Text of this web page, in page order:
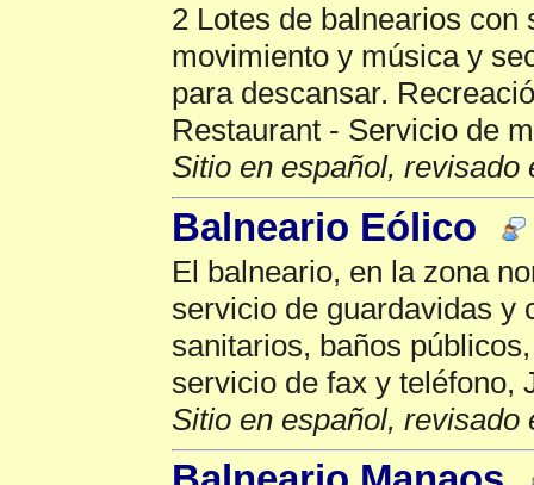
2 Lotes de balnearios
movimiento y música y
para descansar.
Restaurant - Servicio de
Sitio en español, revisado
Balneario Eólico
El balneario, en la zona
servicio de guardavidas y
sanitarios, baños
servicio de fax y teléfono,
Sitio en español, revisado